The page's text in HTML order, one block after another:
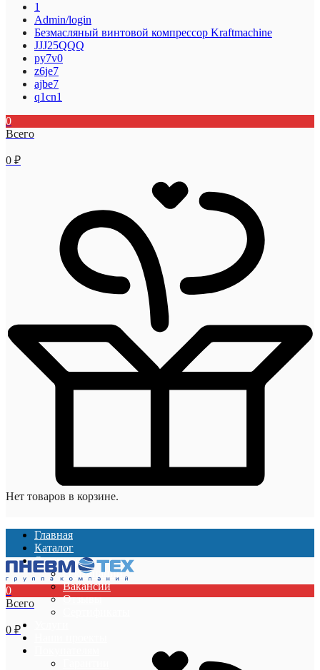
1
Admin/login
Безмасляный винтовой компрессор Kraftmaсhine
JJJ25QQQ
py7v0
z6je7
ajbe7
q1cn1
0
Всего
0 ₽
Нет товаров в корзине.
Главная
Каталог
О компании
О компании
Вакансии
Отзывы
0
Всего
0 ₽